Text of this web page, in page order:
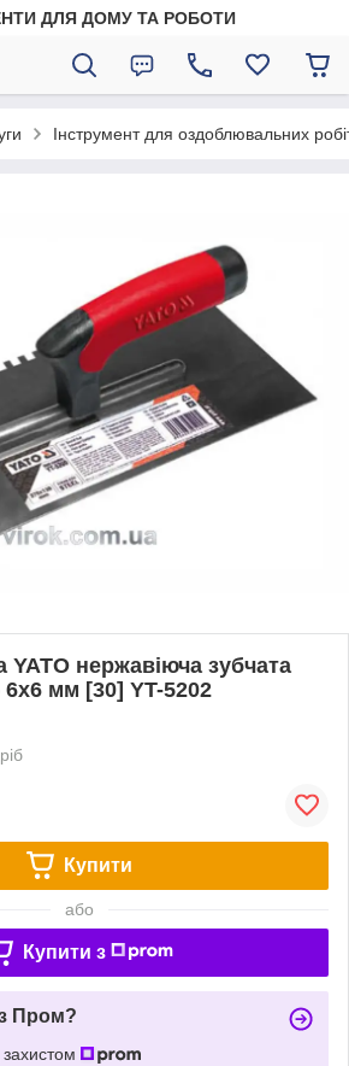
ДЛЯ ДОМУ ТА РОБОТИ
Інструмент для оздоблювальних
YATO нержавіюча зубчата
мм [30] YT-5202
Купити
або
Купити з
Пром?